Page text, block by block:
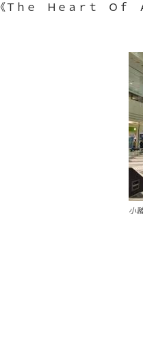
《Ｔｈｅ Ｈｅａｒｔ Ｏｆ Ａ
小